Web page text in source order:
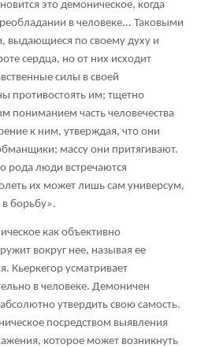
это демоническое, когда
в человеке... Таковыми
выдающиеся по своему духу и
сердца, но от них исходит
силы в своей
противостоять им; тщетно
пониманием часть человечества
к ним, утверждая, что они
массу они притягивают.
рода люди встречаются
их может лишь сам универсум,
борьбу».
как объективно
вокруг нее, называя ее
Кьеркегор усматривает
в человеке. Демоничен
утвердить свою самость.
посредством выявления
которое может возникнуть